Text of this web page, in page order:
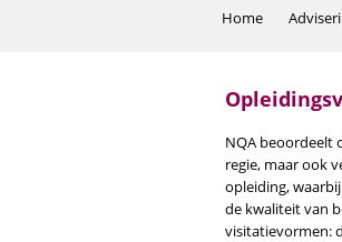
Home
NQA beoordeelt
regie, maar ook
opleiding,
de kwaliteit van
visitatievormen: